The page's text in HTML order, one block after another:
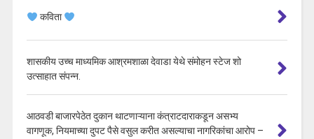
कविता
शासकीय उच्च माध्यमिक आश्रमशाळा देवाडा येथे संमोहन स्टेज शो
उत्साहात संपन्न.
आठवडी बाजारपेठेत दुकान थाटणाऱ्याना कंत्राटदाराकडून असभ्य
वागणूक, नियमाच्या दुपट पैसे वसुल करीत असल्याचा नागरिकांचा आरोप –